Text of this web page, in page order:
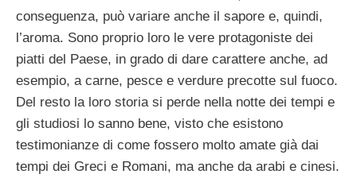
conseguenza, può variare anche il sapore e, quindi,
l’aroma. Sono proprio loro le vere protagoniste dei
piatti del Paese, in grado di dare carattere anche, ad
esempio, a carne, pesce e verdure precotte sul fuoco.
Del resto la loro storia si perde nella notte dei tempi e
gli studiosi lo sanno bene, visto che esistono
testimonianze di come fossero molto amate già dai
tempi dei Greci e Romani, ma anche da arabi e cinesi.